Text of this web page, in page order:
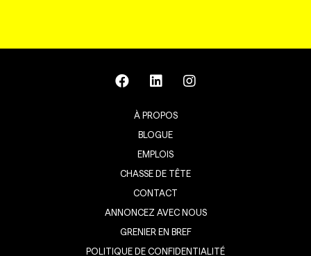
À PROPOS
BLOGUE
EMPLOIS
CHASSE DE TÊTE
CONTACT
ANNONCEZ AVEC NOUS
GRENIER EN BREF
POLITIQUE DE CONFIDENTIALITÉ